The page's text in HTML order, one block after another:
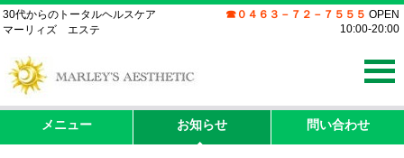
30代からのトータルヘルスケア
マーリィズ エステ
☎０４６３－７２－７５５５ OPEN
10:00-20:00
メニュー お知らせ 問い合わせ